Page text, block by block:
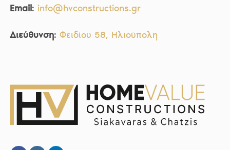
Email: info@hvconstructions.gr
Διεύθυνση: Φειδίου 58, Ηλιούπολη